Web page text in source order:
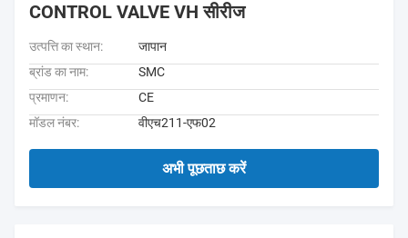
CONTROL VALVE VH सीरीज
उत्पत्ति का स्थान:
जापान
ब्रांड का नाम:
SMC
प्रमाणन:
CE
मॉडल नंबर:
वीएच211-एफ02
अभी पूछताछ करें